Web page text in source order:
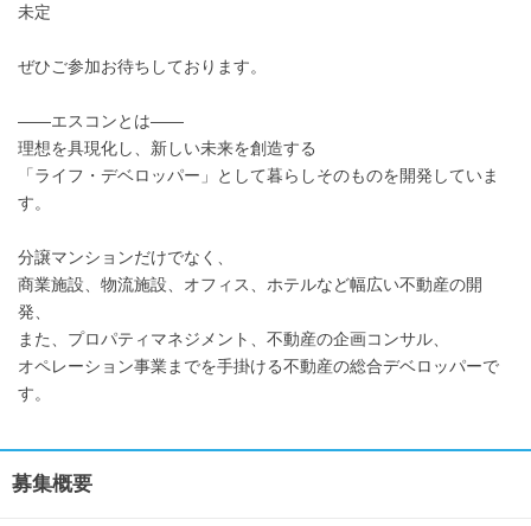
未定
ぜひご参加お待ちしております。
――エスコンとは――
理想を具現化し、新しい未来を創造する
「ライフ・デベロッパー」として暮らしそのものを開発していま
す。
分譲マンションだけでなく、
商業施設、物流施設、オフィス、ホテルなど幅広い不動産の開
発、
また、プロパティマネジメント、不動産の企画コンサル、
オペレーション事業までを手掛ける不動産の総合デベロッパーで
す。
募集概要